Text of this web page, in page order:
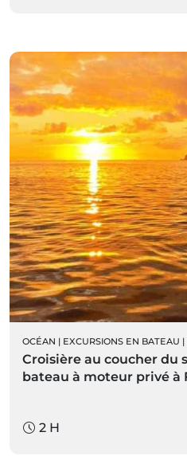
OCÉAN | EXCURSIONS EN BATEAU |
Croisière au coucher du
bateau à moteur privé à
2 H